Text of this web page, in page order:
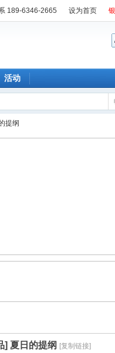
189-6346-2665 设为首页
活动
提纲
] 夏日的提纲 [复制链接]